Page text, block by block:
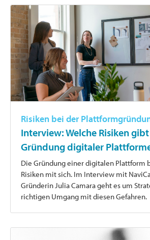
Risiken bei der
Interview: Welche Risiken
Gründung digitaler
Die Gründung einer digitalen Plattform
Risiken mit sich. Im Interview mit
Gründerin Julia Camara geht es um
richtigen Umgang mit diesen Gefahren.